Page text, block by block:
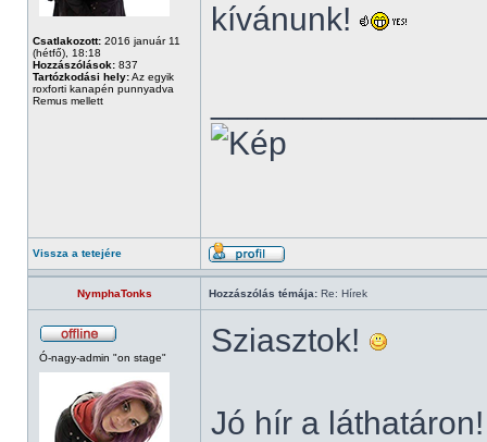
Csatlakozott: 2016 január 11
(hétfő), 18:18
Hozzászólások: 837
Tartózkodási hely:Az egyik
roxforti kanapén punnyadva
Remus mellett
kívánunk!
Vissza a tetejére
NymphaTonks Hozzászólás témája: Re: Hírek
Ó-nagy-admin "on stage" Sziasztok!
Jó hír a